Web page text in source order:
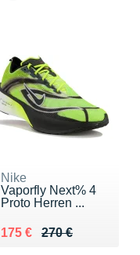
Nike
Vaporfly Next% 4
Proto Herren ...
270 €
Au lieu de 270 €
175 €
Vendu 175 €